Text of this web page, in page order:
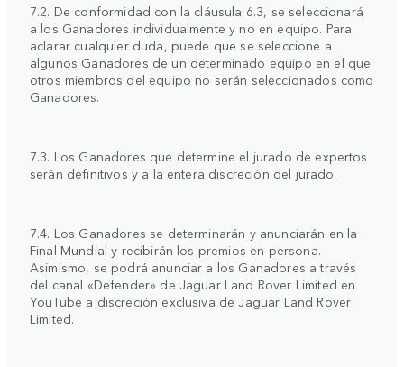
7.2. De conformidad con la cláusula 6.3, se seleccionará
a los Ganadores individualmente y no en equipo. Para
aclarar cualquier duda, puede que se seleccione a
algunos Ganadores de un determinado equipo en el que
otros miembros del equipo no serán seleccionados como
Ganadores.
7.3. Los Ganadores que determine el jurado de expertos
serán definitivos y a la entera discreción del jurado.
7.4. Los Ganadores se determinarán y anunciarán en la
Final Mundial y recibirán los premios en persona.
Asimismo, se podrá anunciar a los Ganadores a través
del canal «Defender» de Jaguar Land Rover Limited en
YouTube a discreción exclusiva de Jaguar Land Rover
Limited.